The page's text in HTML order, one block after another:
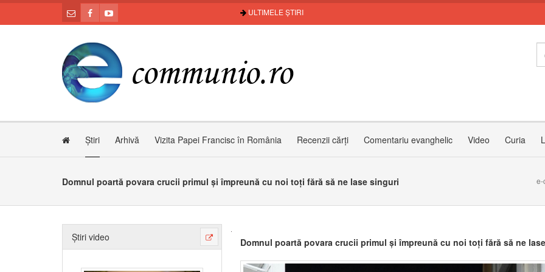
ULTIMELE ȘTIRI
Știri Arhivă Vizita Papei Francisc în România Recenzii cărți Comentariu evanghelic Video Curia
Domnul poartă povara crucii primul și împreună cu noi toți fără să ne lase singuri e-
Știri video Domnul poartă povara crucii primul și împreună cu noi toți fără să ne